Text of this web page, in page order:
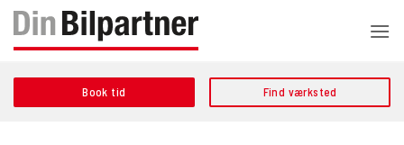
Fortsæt
indhold
Book tid Find værksted